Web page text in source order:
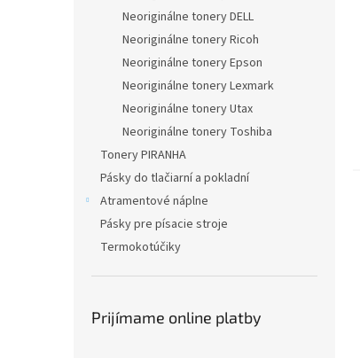
Neoriginálne tonery DELL
Neoriginálne tonery Ricoh
Neoriginálne tonery Epson
Neoriginálne tonery Lexmark
Neoriginálne tonery Utax
Neoriginálne tonery Toshiba
Tonery PIRANHA
Pásky do tlačiarní a pokladní
Atramentové náplne
Pásky pre písacie stroje
Termokotúčiky
Prijímame online platby